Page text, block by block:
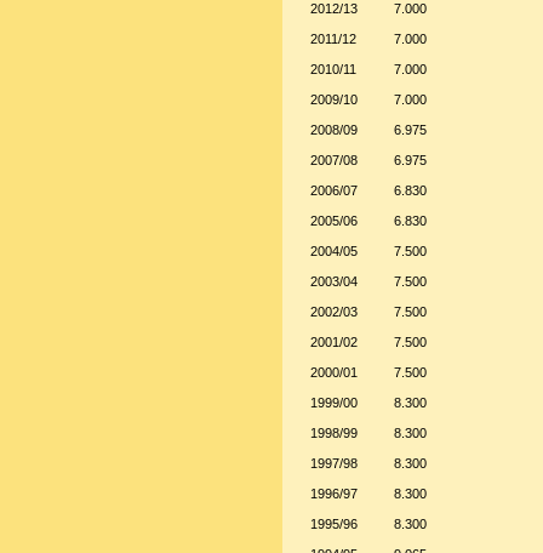
2012/13 7.000
2011/12 7.000
2010/11 7.000
2009/10 7.000
2008/09 6.975
2007/08 6.975
2006/07 6.830
2005/06 6.830
2004/05 7.500
2003/04 7.500
2002/03 7.500
2001/02 7.500
2000/01 7.500
1999/00 8.300
1998/99 8.300
1997/98 8.300
1996/97 8.300
1995/96 8.300